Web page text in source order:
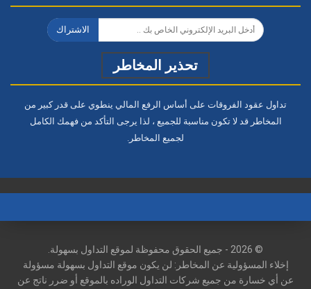
الاشتراك
تحذير المخاطر
تداول عقود الفروقات على أساس الرفع المالي ينطوي على قدر كبير من
المخاطر قد لا تكون مناسبة للجميع ، لذا يرجى التأكد من فهمك الكامل
لجميع المخاطر.
© 2026 - جميع الحقوق محفوظة لموقع التداول بسهولة.
إخلاء المسؤولية عن المخاطر: لن يكون موقع التداول بسهولة مسؤولة
عن أي خسارة من جميع شركات التداول الوراده بالموقع أو ضرر ناتج عن